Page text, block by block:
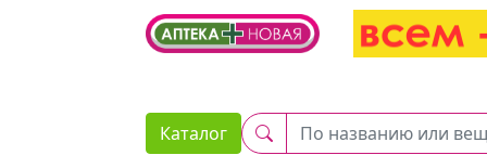
2. Вставьте этот код сразу же после открывающего тега :
Каталог